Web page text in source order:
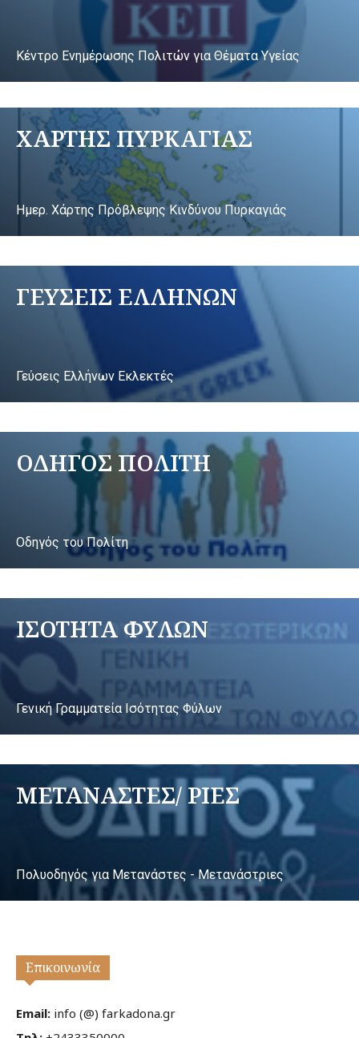
Κέντρο Ενημέρωσης Πολιτών για Θέματα Υγείας
ΧΑΡΤΗΣ ΠΥΡΚΑΓΙΑΣ
Ημερ. Χάρτης Πρόβλεψης Κινδύνου Πυρκαγιάς
ΓΕΥΣΕΙΣ ΕΛΛΗΝΩΝ
Γεύσεις Ελλήνων Εκλεκτές
ΟΔΗΓΟΣ ΠΟΛΙΤΗ
Οδηγός του Πολίτη
ΙΣΟΤΗΤΑ ΦΥΛΩΝ
Γενική Γραμματεία Ισότητας Φύλων
ΜΕΤΑΝΑΣΤΕΣ/ ΡΙΕΣ
Πολυοδηγός για Μετανάστες - Μετανάστριες
Επικοινωνία
Email: info (@) farkadona.gr